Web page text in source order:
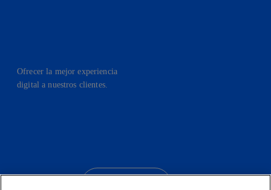
Ofrecer la mejor experiencia
digital a nuestros clientes.